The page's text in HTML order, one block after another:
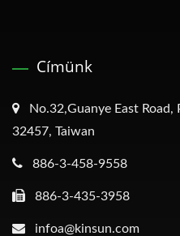
Címünk
No.32,Guanye East
32457, Taiwan
886-3-458-9558
886-3-435-3958
infoa@kinsun.com